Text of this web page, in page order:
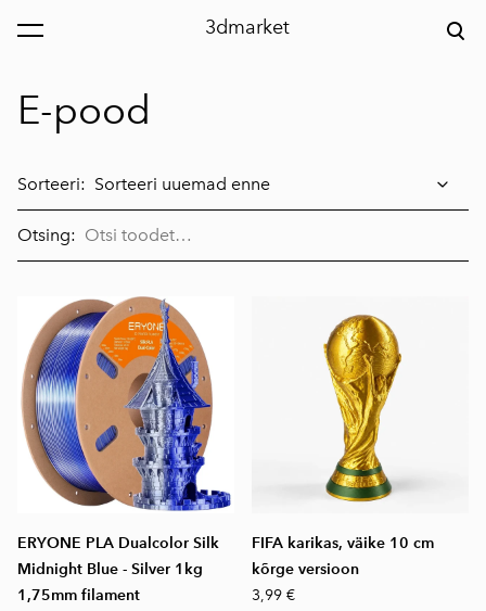
3dmarket
lisati ostukorvi. Vaata ostukorvi
E-pood
Sorteeri:
Otsing:
ERYONE PLA Dualcolor Silk
Midnight Blue - Silver 1kg
1,75mm filament
FIFA karikas, väike 10 cm
kõrge versioon
3,99 €